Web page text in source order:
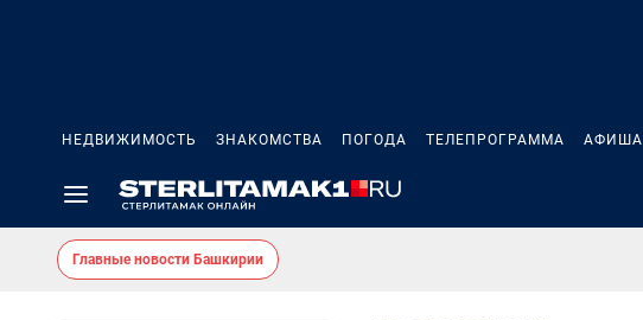
НЕДВИЖИМОСТЬ ЗНАКОМСТВА ПОГОДА ТЕЛЕПРОГРАММА АФИША
Главные новости Башкирии